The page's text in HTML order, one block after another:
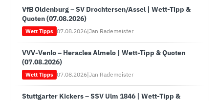
VfB Oldenburg – SV Drochtersen/Assel | Wett-Tipp &
Quoten (07.08.2026)
Wett Tipps 07.08.2026|Jan Rademeister
VVV-Venlo – Heracles Almelo | Wett-Tipp & Quoten
(07.08.2026)
Wett Tipps 07.08.2026|Jan Rademeister
Stuttgarter Kickers – SSV Ulm 1846 | Wett-Tipp &